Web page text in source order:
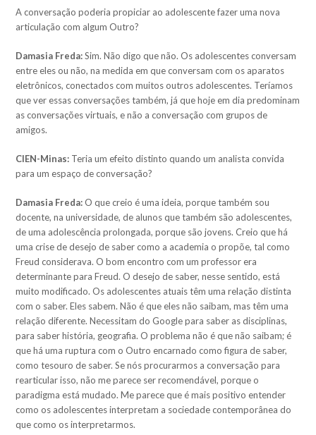
A conversação poderia propiciar ao adolescente fazer uma nova
articulação com algum Outro?
Damasia Freda:Sim. Não digo que não. Os adolescentes conversam
entre eles ou não, na medida em que conversam com os aparatos
eletrônicos, conectados com muitos outros adolescentes. Teríamos
que ver essas conversações também, já que hoje em dia predominam
as conversações virtuais, e não a conversação com grupos de
amigos.
CIEN-Minas: Teria um efeito distinto quando um analista convida
para um espaço de conversação?
Damasia Freda:O que creio é uma ideia, porque também sou
docente, na universidade, de alunos que também são adolescentes,
de uma adolescência prolongada, porque são jovens. Creio que há
uma crise de desejo de saber como a academia o propõe, tal como
Freud considerava. O bom encontro com um professor era
determinante para Freud. O desejo de saber, nesse sentido, está
muito modificado. Os adolescentes atuais têm uma relação distinta
com o saber. Eles sabem. Não é que eles não saibam, mas têm uma
relação diferente. Necessitam do Google para saber as disciplinas,
para saber história, geografia. O problema não é que não saibam; é
que há uma ruptura com o Outro encarnado como figura de saber,
como tesouro de saber. Se nós procurarmos a conversação para
rearticular isso, não me parece ser recomendável, porque o
paradigma está mudado. Me parece que é mais positivo entender
como os adolescentes interpretam a sociedade contemporânea do
que como os interpretarmos.